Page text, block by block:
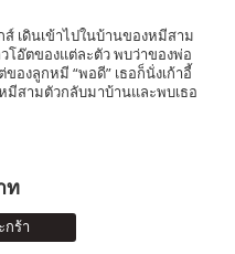
เดินเข้าไปในบ้านของหมีสาม
โอ๊ตของแต่ละตัว พบว่าของพ่อ
งลูกหมี “พอดี” เธอก็นั่งเก้าอี้
มีสามตัวกลับมาบ้านและพบเธอ
ท
กร้า